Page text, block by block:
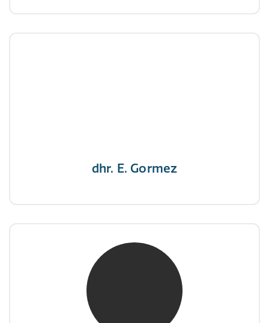
dhr. E. Gormez
mw. mr. H.A. de Jongh
NIVRE Register-Expert
"There is no elevator to succes, you need to